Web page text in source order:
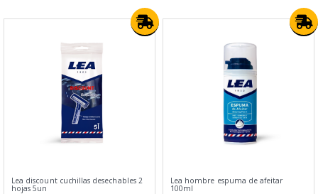
Lea discount cuchillas desechables 2
hojas 5un
Lea hombre espuma de afeitar
100ml